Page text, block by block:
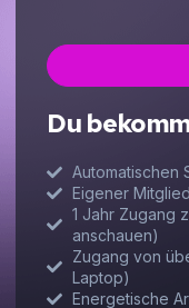
Du
Automatischen
Eigener
1 Jahr Zugang
anschauen)
Zugang von
Laptop)
Energetische